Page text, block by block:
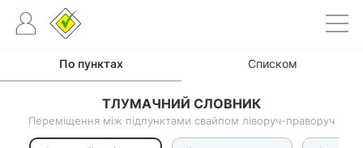
По пунктах Списком
ТЛУМАЧНИЙ СЛОВНИК
Переміщення між підпунктами свайпом ліворуч-праворуч